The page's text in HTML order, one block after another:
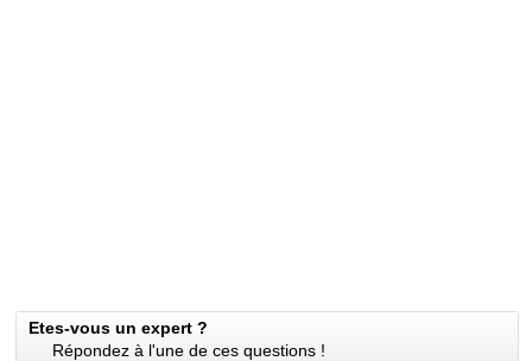
Etes-vous un expert ?
Répondez à l'une de ces questions !